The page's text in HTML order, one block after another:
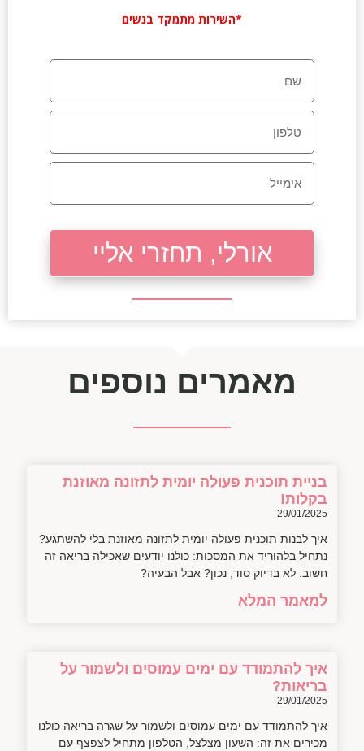
*השירות מתמקד בנשים
אורלי, תחזרי אליי
מאמרים נוספים
בניית תוכנית פעולה יומית לתזונה מאוזנת
בקלות!
29/01/2025
איך לבנות תוכנית פעולה יומית לתזונה מאוזנת בלי להשתגע?
נתחיל בלהוריד את המסכות: כולנו יודעים שאכילה בריאה זה
חשוב. לא בדיוק סוד, נכון? אבל הבעיה?
למאמר המלא
איך להתמודד עם ימים עמוסים ולשמור על
בריאות?
29/01/2025
איך להתמודד עם ימים עמוסים ולשמור על שגרה בריאה כולנו
מכירים את זה: השעון מצלצל, הטלפון מתחיל לצפצף עם